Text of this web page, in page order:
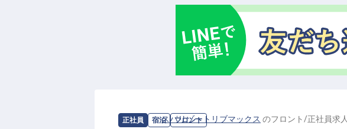
代でマネージャーに抜擢された実績もあります。
歴史ある草津の地で、あなたの経験を次世代のホス
正社員 宿泊 フロント
求人情報：スパリゾートリブマックス のフロント /正社員求人